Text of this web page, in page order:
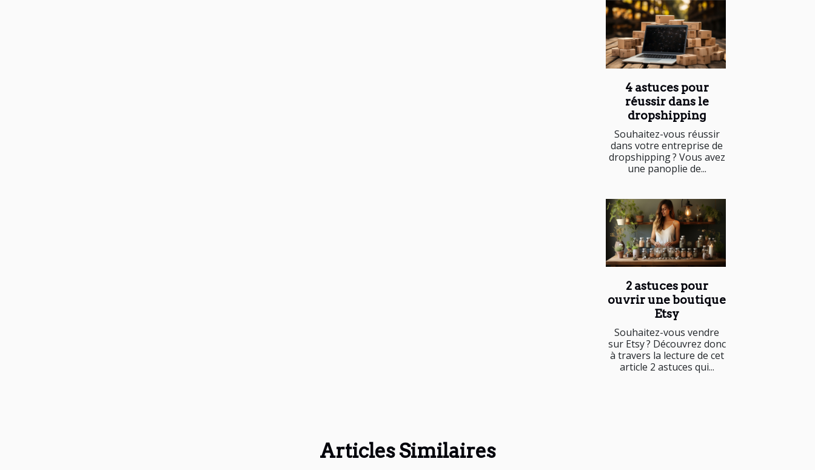
4 astuces pour
réussir dans le
dropshipping
Souhaitez-vous réussir
dans votre entreprise de
dropshipping ? Vous avez
une panoplie de...
2 astuces pour
ouvrir une boutique
Etsy
Souhaitez-vous vendre
sur Etsy ? Découvrez donc
à travers la lecture de cet
article 2 astuces qui...
Articles Similaires